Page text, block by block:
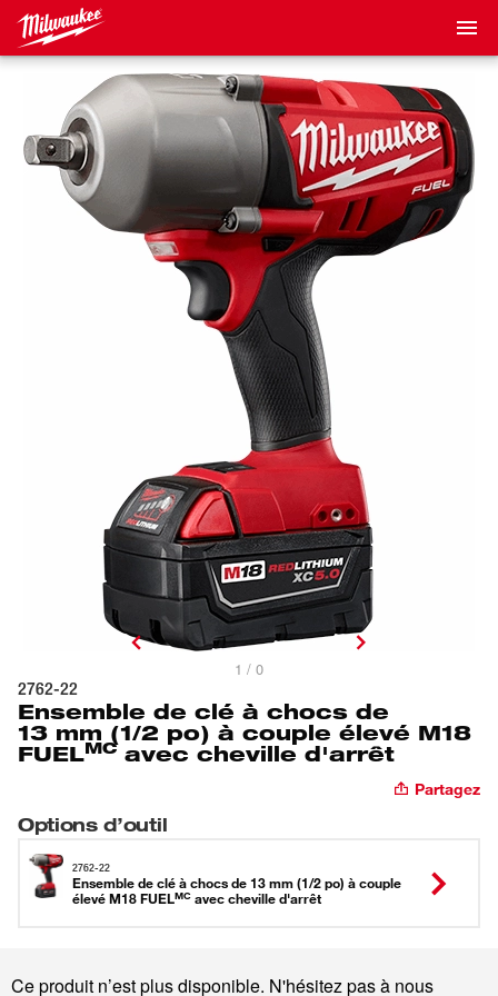
1 / 0
2762-22
Ensemble de clé à chocs de
13 mm (1/2 po) à couple élevé M18
FUELMCavec cheville d'arrêt
Partagez
Options d’outil
2762-22
Ensemble de clé à chocs de 13 mm (1/2 po) à couple
élevé M18 FUELMC avec cheville d'arrêt
Ce produit n’est plus disponible. N'hésitez pas à nous